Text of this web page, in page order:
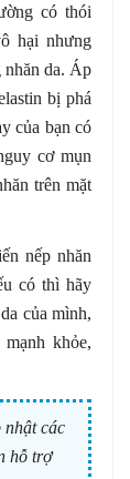
có thói
hại nhưng
nhăn da. Áp
bị phá
của bạn có
cơ mụn
trên mặt
nếp nhăn
có thì hãy
của mình,
khỏe,
nhật các
hỗ trợ